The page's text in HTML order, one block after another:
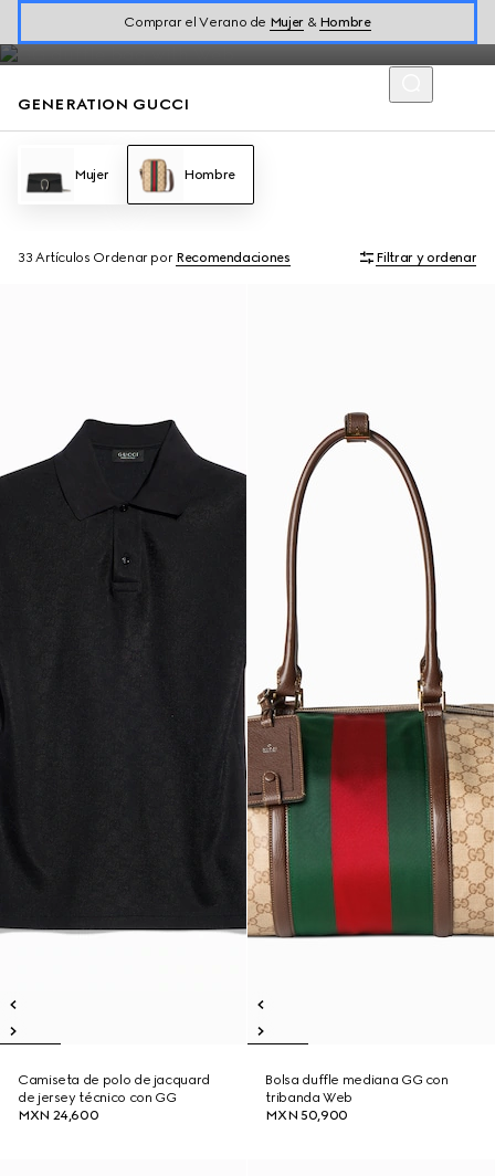
Comprar el Verano de Mujer& Hombre
bolsas, zapatos y ready-to-wear para hombre.
GENERATION GUCCI
Mujer Hombre
33 Artículos Ordenar por Recomendaciones Filtrar y ordenar
Camiseta de polo de jacquard
de jersey técnico con GG
MXN 24,600
Bolsa duffle mediana GG con
tribanda Web
MXN 50,900